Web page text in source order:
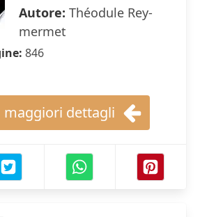
Autore: Théodule Rey-
mermet
846
maggiori dettagli